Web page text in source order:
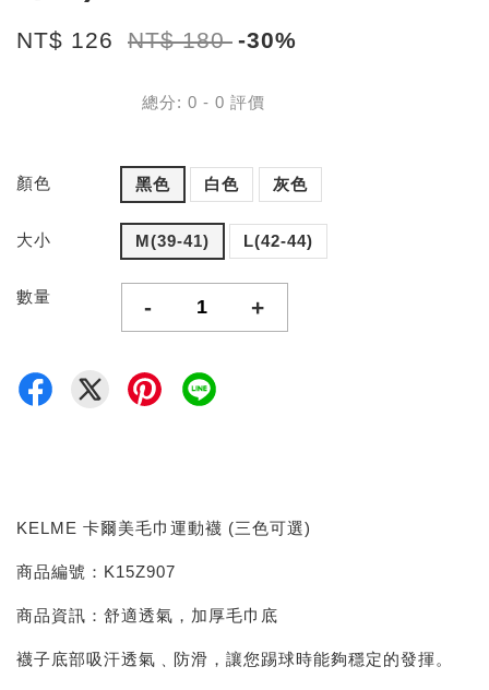
NT$ 126 NT$ 180 -30%
總分: 0 - 0 評價
顏色 黑色 白色 灰色
大小 M(39-41) L(42-44)
數量 - +
KELME 卡爾美毛巾運動襪 (三色可選)
商品編號：K15Z907
商品資訊：舒適透氣，加厚毛巾底
襪子底部吸汗透氣﹑防滑，讓您踢球時能夠穩定的發揮。